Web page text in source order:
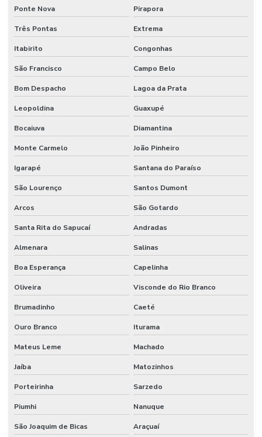
Válvula Esfera Bi Partida Preço
Válvula Esfera Flange
Válvula Esfera Monobloco
Válvula Esfera Monobloco Latão Acionamento Alavanca
Válvula Fundo De Poço
Válvula Gaveta 150lbs Preço
Válvula Pneumática
Válvula Retenção Horizontal
Válvula Solenóide 5 3 Vias Preço
Venda De Conexões Galvanizadas
Venda De Mangote Em São Paulo
Venda De Mangueira Pvc Minas Gerais
Venda De Tubo Galvanizado
Ponte Nova Pirapora
Três Pontas Extrema
Itabirito Congonhas
São Francisco Campo Belo
Bom Despacho Lagoa da Prata
Leopoldina Guaxupé
Bocaiuva Diamantina
Monte Carmelo João Pinheiro
Igarapé Santana do Paraíso
São Lourenço Santos Dumont
Arcos São Gotardo
Santa Rita do Sapucaí Andradas
Almenara Salinas
Boa Esperança Capelinha
Oliveira Visconde do Rio Branco
Brumadinho Caeté
Ouro Branco Iturama
Mateus Leme Machado
Jaíba Matozinhos
Porteirinha Sarzedo
Piumhi Nanuque
São Joaquim de Bicas Araçuaí